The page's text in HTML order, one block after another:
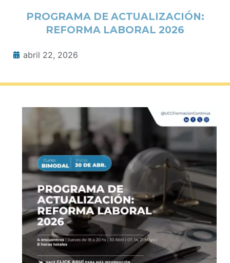
PROGRAMA DE ACTUALIZACIÓN:
REFORMA LABORAL 2026
abril 22, 2026